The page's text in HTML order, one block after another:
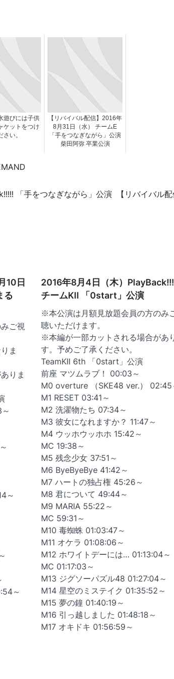
遊びには子供
ケットをつけ
さい。
【リバイバル配信】2016年
8月31日（水） チームE
「手をつなぎながら」公演
柴田阿弥 卒業公演
「手をつなぎながら」公演
【リバイバル
10日
る
ご視
ま
りま
～
～
2016年8月4日（木）
チームKII 「0start」公演
※本公演は月額見放題会員の方のみ
聴いただけます。
※本編が一部カットされる場合があ
す。予めご了承ください。
TeamKII 6th 「0start」公演
前座 マツムラブ！ 00:03～
M0 overture （SKE48 ver.） 02:45
M1 RESET 03:41～
M2 洗濯物たち 07:34～
M3 彼女になれますか？ 11:47～
M4 ウッホウッホホ 15:42～
MC 19:38～
M5 残念少女 37:51～
M6 ByeByeBye 41:42～
M7 ハートの独占権 45:26～
M8 君について 49:44～
M9 MARIA 55:22～
MC 59:31～
M10 毒蜘蛛 01:03:47～
M11 オケラ 01:08:06～
M12 ホワイトデーには… 01:13:04～
MC 01:17:03～
M13 ジグソーパズル48 01:27:04～
M14 星空のミステイク 01:35:52～
M15 夢の鐘 01:40:19～
M16 引っ越しました 01:48:18～
M17 オキドキ 01:56:59～